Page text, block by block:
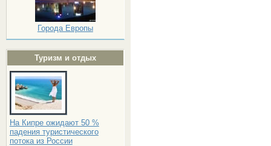
Города Европы
Туризм и отдых
На Кипре ожидают 50 %
падения туристического
потока из России